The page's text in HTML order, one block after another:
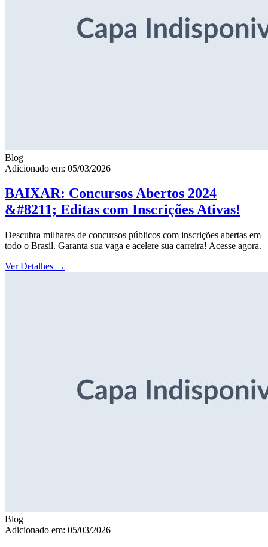
Blog
Adicionado em: 05/03/2026
BAIXAR: Concursos Abertos 2024
&#8211; Editas com Inscrições Ativas!
Descubra milhares de concursos públicos com inscrições abertas em
todo o Brasil. Garanta sua vaga e acelere sua carreira! Acesse agora.
Ver Detalhes →
Blog
Adicionado em: 05/03/2026